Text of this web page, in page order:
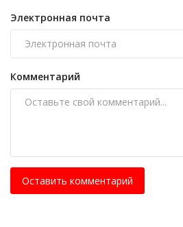
Электронная почта
Комментарий
Оставить комментарий